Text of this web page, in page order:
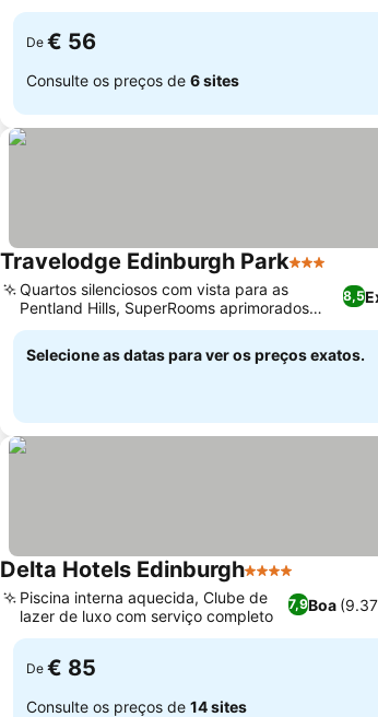
De € 56
Consulte os preços de 6 sites
Travelodge Edinburgh Park3 Estrelas
8,5
Quartos silenciosos com vista para as
Pentland Hills, SuperRooms aprimorados
com máquinas de café
Selecione as datas para ver os preços exatos.
Delta Hotels Edinburgh4 Estrelas
7,9Boa
Piscina interna aquecida, Clube de
lazer de luxo com serviço completo
De € 85
Consulte os preços de 14 sites